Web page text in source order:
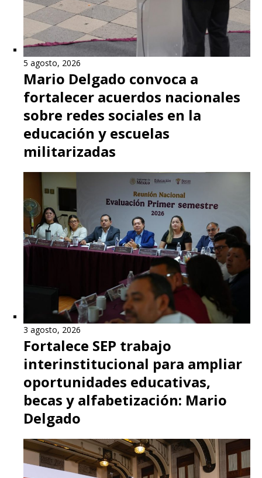
5 agosto, 2026
Mario Delgado convoca a
fortalecer acuerdos nacionales
sobre redes sociales en la
educación y escuelas
militarizadas
3 agosto, 2026
Fortalece SEP trabajo
interinstitucional para ampliar
oportunidades educativas,
becas y alfabetización: Mario
Delgado